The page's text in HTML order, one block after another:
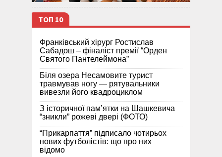
ТОП 10
Франківський хірург Ростислав
Сабадош – фіналіст премії “Орден
Святого Пантелеймона”
Біля озера Несамовите турист
травмував ногу — рятувальники
вивезли його квадроциклом
З історичної памʼятки на Шашкевича
“зникли” рожеві двері (ФОТО)
“Прикарпаття” підписало чотирьох
нових футболістів: що про них
відомо